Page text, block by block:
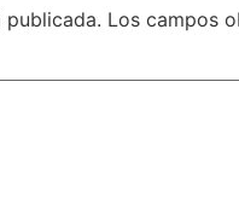
Los campos